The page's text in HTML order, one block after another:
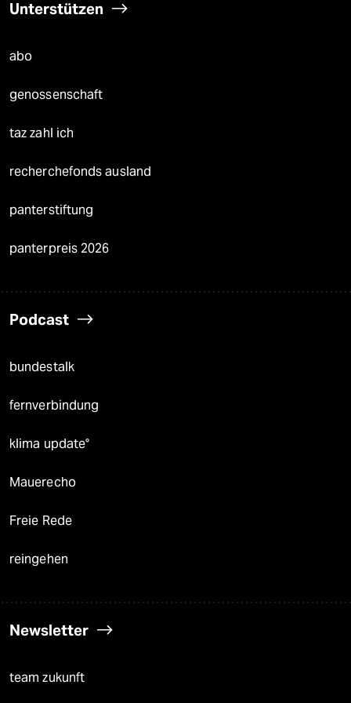
Unterstützen
abo
genossenschaft
taz zahl ich
recherchefonds ausland
panterstiftung
panterpreis 2026
Podcast
bundestalk
fernverbindung
klima update°
Mauerecho
Freie Rede
reingehen
Newsletter
team zukunft